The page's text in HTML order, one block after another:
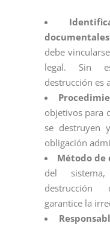
documentales
debe
legal. Sin
destrucción es
objetivos para
se destruyen
obligación
Método de
del
destrucción
garantice la